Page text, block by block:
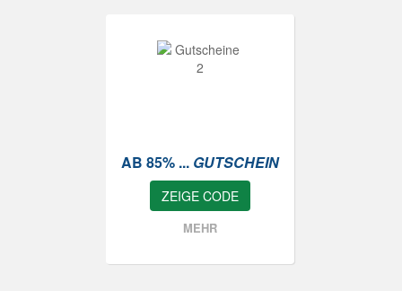
AB 85% ... GUTSCHEIN
ZEIGE CODE
MEHR